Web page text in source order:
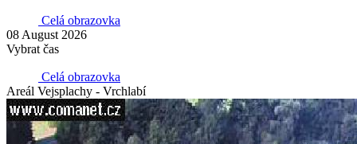
Celá obrazovka
08 August 2026
Vybrat čas
Celá obrazovka
Areál Vejsplachy - Vrchlabí